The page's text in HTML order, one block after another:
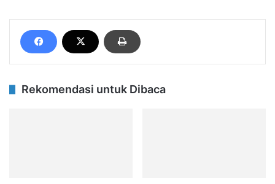
Rekomendasi untuk Dibaca